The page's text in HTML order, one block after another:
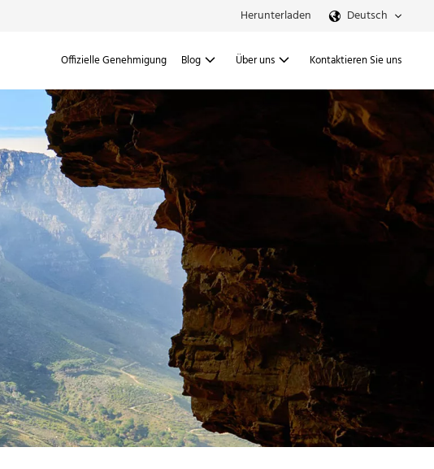
Herunterladen Deutsch
Offizielle Genehmigung Blog Über uns Kontaktieren Sie uns